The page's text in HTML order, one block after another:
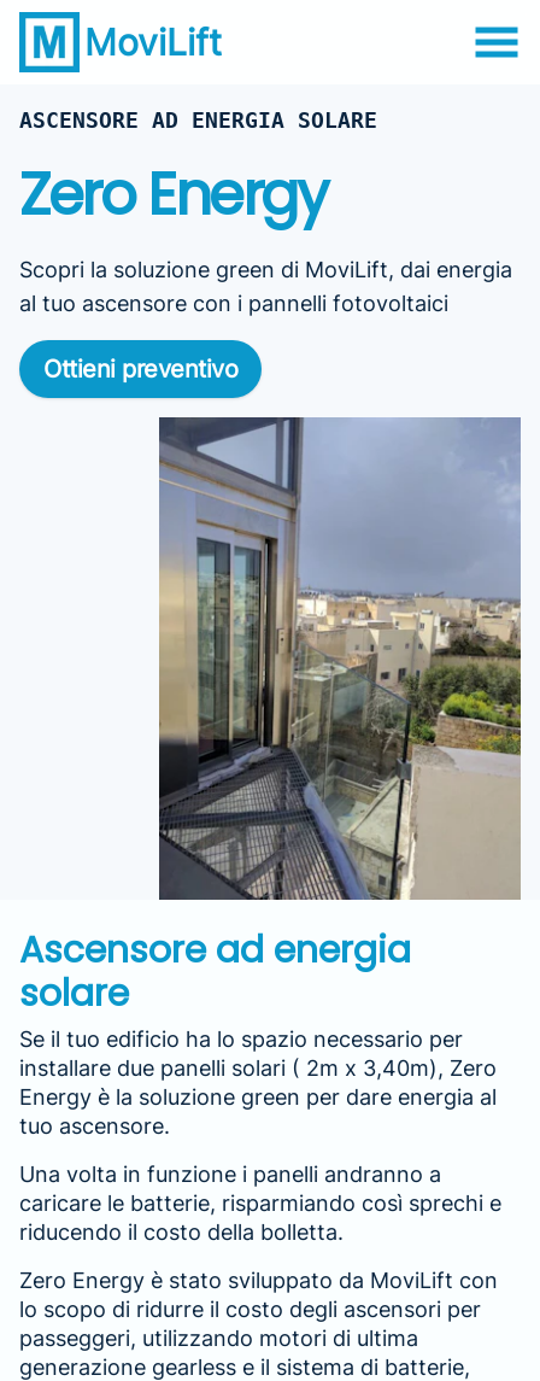
MoviLift
ASCENSORE AD ENERGIA SOLARE
Zero Energy
Scopri la soluzione green di MoviLift, dai energia
al tuo ascensore con i pannelli fotovoltaici
Ottieni preventivo
Ascensore ad energia
solare
Se il tuo edificio ha lo spazio necessario per
installare due panelli solari ( 2m x 3,40m), Zero
Energy è la soluzione green per dare energia al
tuo ascensore.
Una volta in funzione i panelli andranno a
caricare le batterie, risparmiando così sprechi e
riducendo il costo della bolletta.
Zero Energy è stato sviluppato da MoviLift con
lo scopo di ridurre il costo degli ascensori per
passeggeri, utilizzando motori di ultima
generazione gearless e il sistema di batterie,